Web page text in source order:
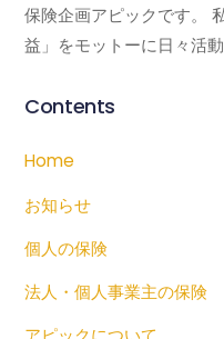
保険企画アピックです。
益」をモットーに日々活動
Contents
Home
お知らせ
個人の保険
法人・個人事業主の保険